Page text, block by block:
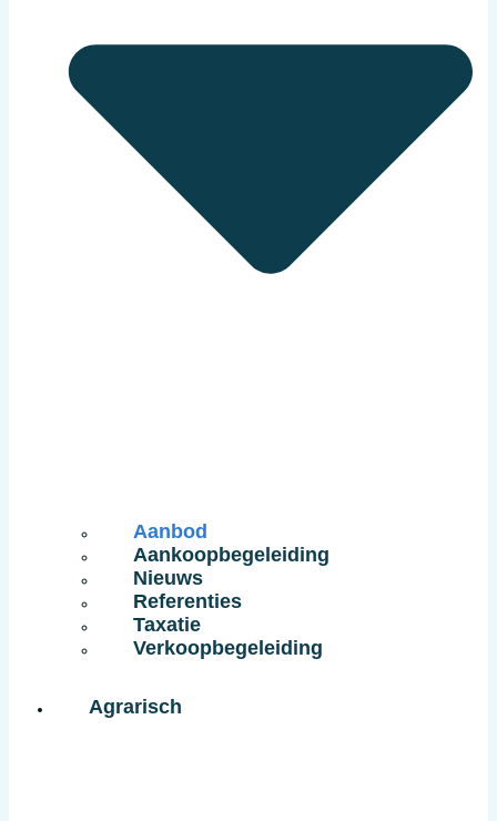
Aanbod
Aankoopbegeleiding
Nieuws
Referenties
Taxatie
Verkoopbegeleiding
Agrarisch